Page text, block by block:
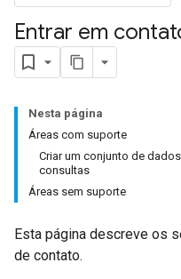
Entrar em
Nesta página
Áreas com suporte
Criar um conjunto de
consultas
Áreas sem suporte
Esta página descreve os
de contato.